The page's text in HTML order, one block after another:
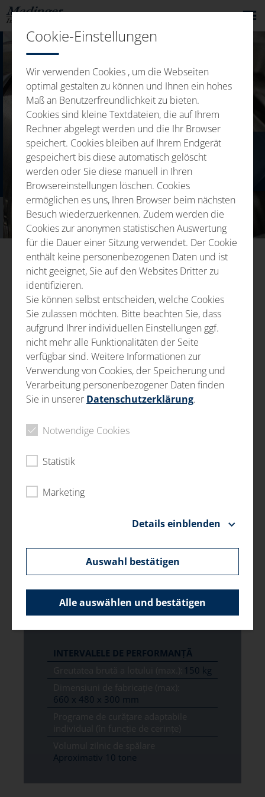
CURĂȚAREA PIESELOR
DIN METAL ȘI TABLĂ
LOGISTICA DISTRIBUȚIEI
Inspecții ce urmează & livrare depozit
Împachetare / reîmpachetare
Curățarea pieselor din metal și tablă
Logistică
Nu numai că ne asigurăm că piesele dvs. sosesc în
siguranță, ci și eliminăm orice ulei și grăsime și le
curățăm cu sisteme moderne de curățare a pieselor.
Fiecare proces individual de curățare poate fi definit cu
precizie în funcție de cerințe. Parametrii programului
sunt introduși direct pe mașină. Factorii decisivi sunt
tipul și nivelul murdăriei și gradul necesar de curățare
a pieselor. Acestea sunt pregătite în mod optim pentru
etapele dvs. ulterioare de procesare.
Anumite piese sunt curățate efectiv cu pompe de
Piesele sunt uscate sub aer cald. Angajații noștri
instruiți și testele de laborator efectuate asigură
monitorizarea continuă a punctelor de spălare. Acest
lucru vă garantează cea mai bună calitate posibilă și
prelucrarea neîntreruptă a pieselor.
INTERVALELE DE PERFORMANȚĂ
150 kg
660 x 480 x 300 mm
Aproximativ 10 tone
Cookie-Einstellungen
Wir verwenden Cookies , um die Webseiten
optimal gestalten zu können und Ihnen ein hohes
Maß an Benutzerfreundlichkeit zu bieten.
Cookies sind kleine Textdateien, die auf Ihrem
Rechner abgelegt werden und die Ihr Browser
speichert. Cookies bleiben auf Ihrem Endgerät
gespeichert bis diese automatisch gelöscht
werden oder Sie diese manuell in Ihren
Browsereinstellungen löschen. Cookies
ermöglichen es uns, Ihren Browser beim nächsten
Besuch wiederzuerkennen. Zudem werden die
Cookies zur anonymen statistischen Auswertung
für die Dauer einer Sitzung verwendet. Der Cookie
enthält keine personenbezogenen Daten und ist
nicht geeignet, Sie auf den Websites Dritter zu
identifizieren.
Sie können selbst entscheiden, welche Cookies
Sie zulassen möchten. Bitte beachten Sie, dass
aufgrund Ihrer individuellen Einstellungen ggf.
nicht mehr alle Funktionalitäten der Seite
verfügbar sind. Weitere Informationen zur
Verwendung von Cookies, der Speicherung und
Verarbeitung personenbezogener Daten finden
Sie in unserer Datenschutzerklärung.
Notwendige Cookies
Statistik
Marketing
Details einblenden
Auswahl bestätigen
Alle auswählen und bestätigen